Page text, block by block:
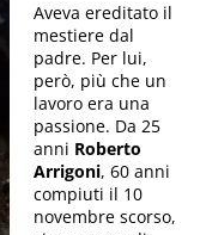
Aveva ereditato il
mestiere dal
padre. Per lui,
però, più che un
lavoro era una
passione. Da 25
anni Roberto
Arrigoni, 60 anni
compiuti il 10
novembre scorso,